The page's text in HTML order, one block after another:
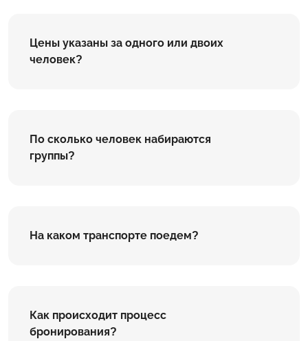
Цены указаны за одного или двоих
человек?
По сколько человек набираются
группы?
На каком транспорте поедем?
Как происходит процесс
бронирования?